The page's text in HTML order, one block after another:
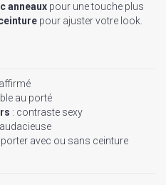
anneaux pour une touche plus
pour ajuster votre look.
au porté
: contraste sexy
porter avec ou sans ceinture